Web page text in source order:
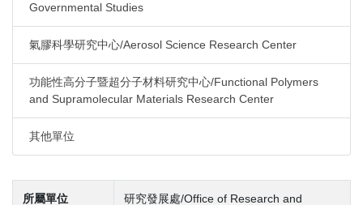
Governmental Studies
氣膠科學研究中心/Aerosol Science Research Center
功能性高分子暨超分子材料研究中心/Functional Polymers
and Supramolecular Materials Research Center
其他單位
所屬單位
研究發展處/Office of Research and